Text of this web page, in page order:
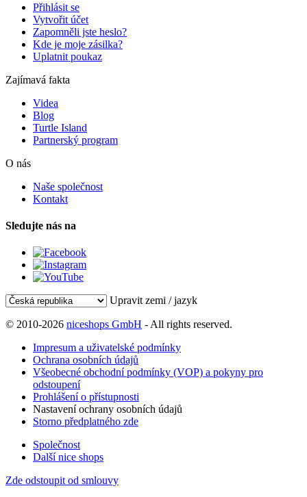
Přihlásit se
Vytvořit účet
Zapomněli jste heslo?
Kde je moje zásilka?
Uplatnit poukaz
Zajímavá fakta
Videa
Blog
Turtle Island
Partnerský program
O nás
Naše společnost
Kontakt
Sledujte nás na
Upravit zemi / jazyk
© 2010-2026 niceshops GmbH - All rights reserved.
Impresum a uživatelské podmínky
Ochrana osobních údajů
Všeobecné obchodní podmínky (VOP) a pokyny pro
odstoupení
Prohlášení o přístupnosti
Nastavení ochrany osobních údajů
Storno předplatného zde
Společnost
Další nice shops
Zde odstoupit od smlouvy